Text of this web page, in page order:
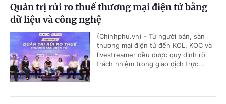
Quản trị rủi ro thuế thương mại điện tử bằng
dữ liệu và công nghệ
(Chinhphu.vn) - Từ người bán, sàn
thương mại điện tử đến KOL, KOC và
livestreamer đều được quy định rõ
trách nhiệm trong giao dịch trực...